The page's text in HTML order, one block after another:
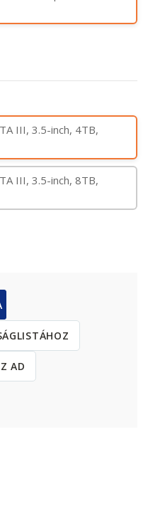
III, 3.5-inch, 4TB,
III, 3.5-inch, 8TB,
AD